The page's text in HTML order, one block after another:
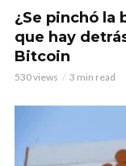
¿Se pinchó la
que hay
Bitcoin
530 views 3 min read